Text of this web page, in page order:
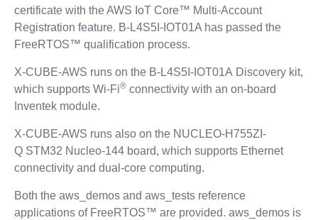
certificate with the AWS IoT Core™ Multi-Account
Registration feature. B-L4S5I-IOT01A has passed the
FreeRTOS™ qualification process.
X-CUBE-AWS runs on the B-L4S5I-IOT01A Discovery kit,
which supports Wi-Fi®connectivity with an on-board
Inventek module.
X-CUBE-AWS runs also on the NUCLEO-H755ZI-
Q STM32 Nucleo-144 board, which supports Ethernet
connectivity and dual-core computing.
Both the aws_demos and aws_tests reference
applications of FreeRTOS™ are provided. aws_demos is